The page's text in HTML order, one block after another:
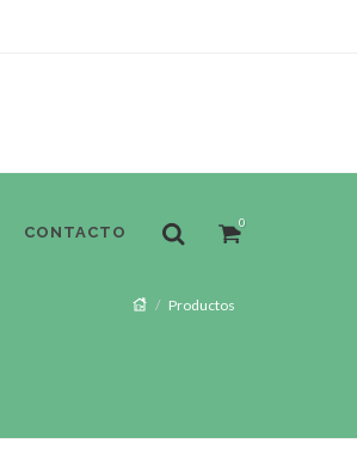
CONTACTO
0
Productos